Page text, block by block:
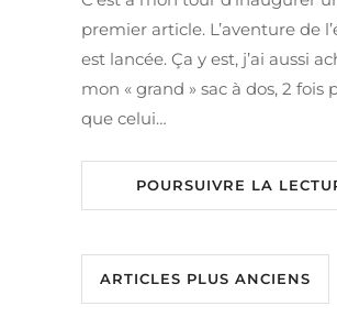
premier article. L’aventure de
est lancée. Ça y est, j’ai aussi
mon « grand » sac à dos, 2 fois
que celui…
POURSUIVRE LA
ARTICLES PLUS ANCIENS